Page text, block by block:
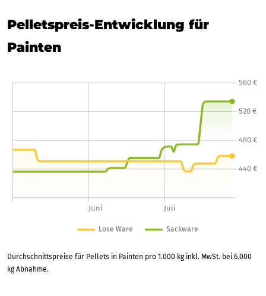
Pelletspreis-Entwicklung für
Painten
Durchschnittspreise für Pellets in Painten pro 1.000 kg inkl. MwSt. bei 6.000
kg Abnahme.